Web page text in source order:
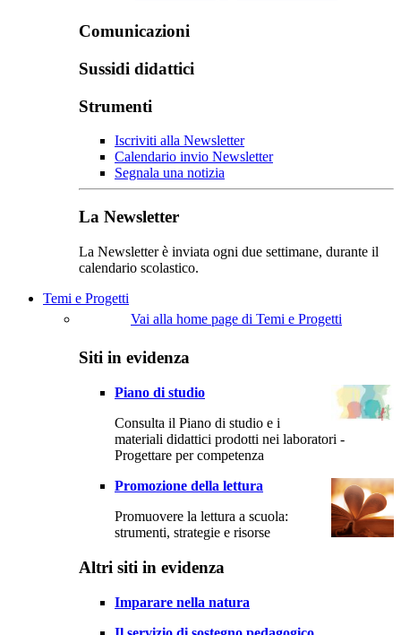
Comunicazioni
Sussidi didattici
Strumenti
Iscriviti alla Newsletter
Calendario invio Newsletter
Segnala una notizia
La Newsletter
La Newsletter è inviata ogni due settimane, durante il
calendario scolastico.
Temi e Progetti
Vai alla home page di Temi e Progetti
Siti in evidenza
Piano di studio
Consulta il Piano di studio e i
materiali didattici prodotti nei laboratori -
Progettare per competenza
Promozione della lettura
Promuovere la lettura a scuola:
strumenti, strategie e risorse
Altri siti in evidenza
Imparare nella natura